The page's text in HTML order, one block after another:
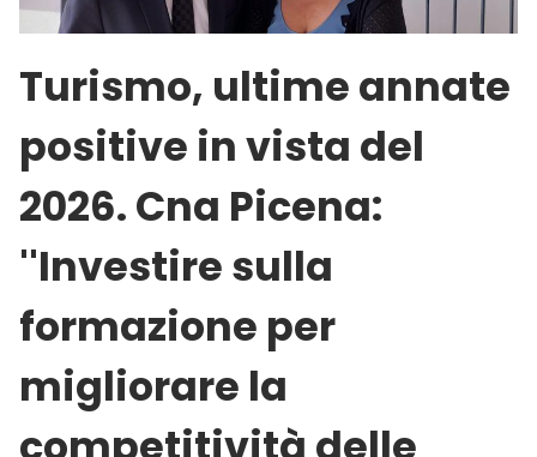
Turismo, ultime annate
positive in vista del
2026. Cna Picena:
''Investire sulla
formazione per
migliorare la